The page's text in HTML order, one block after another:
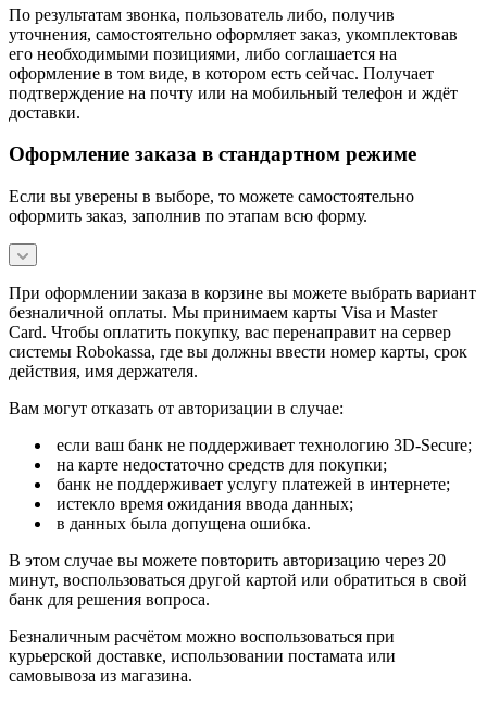
По результатам звонка, пользователь либо, получив
уточнения, самостоятельно оформляет заказ, укомплектовав
его необходимыми позициями, либо соглашается на
оформление в том виде, в котором есть сейчас. Получает
подтверждение на почту или на мобильный телефон и ждёт
доставки.
Оформление заказа в стандартном режиме
Если вы уверены в выборе, то можете самостоятельно
оформить заказ, заполнив по этапам всю форму.
При оформлении заказа в корзине вы можете выбрать вариант
безналичной оплаты. Мы принимаем карты Visa и Master
Card. Чтобы оплатить покупку, вас перенаправит на сервер
системы Robokassa, где вы должны ввести номер карты, срок
действия, имя держателя.
Вам могут отказать от авторизации в случае:
если ваш банк не поддерживает технологию 3D-Secure;
на карте недостаточно средств для покупки;
банк не поддерживает услугу платежей в интернете;
истекло время ожидания ввода данных;
в данных была допущена ошибка.
В этом случае вы можете повторить авторизацию через 20
минут, воспользоваться другой картой или обратиться в свой
банк для решения вопроса.
Безналичным расчётом можно воспользоваться при
курьерской доставке, использовании постамата или
самовывоза из магазина.